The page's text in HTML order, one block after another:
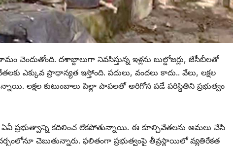
చెందుతోంది. దశాబ్దాలుగా నివసిస్తున్న ఇళ్లను బుల్డోజర్లు, జేసీబీలతో
ఎక్కువ ప్రాధాన్యత ఇస్తోంది. పదులు, వందలు కాదు.. వేలు, లక్షల
లక్షల కుటుంబాలు పిల్లా పాపలతో అరిగోస పడే పరిస్థితిని ప్రభుత్వం
ఏవీ ప్రభుత్వాన్ని కదిలించ లేకపోతున్నాయి. ఈ కూల్చివేతలను అమలు చేసి
చెబుతున్నారు. ఫలితంగా ప్రభుత్వంపై తీవ్రస్థాయిలో వ్యతిరేకత